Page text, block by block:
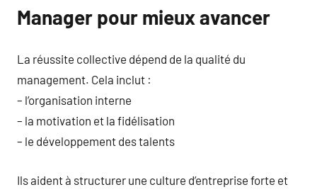
Manager pour mieux avancer
La réussite collective dépend de la qualité du
management. Cela inclut :
– l’organisation interne
– la motivation et la fidélisation
– le développement des talents
Ils aident à structurer une culture d’entreprise forte et